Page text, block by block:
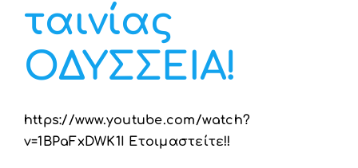
ΕΠΙΚΟΙΝΩΝΙΑ
ταινίας
ΟΔΥΣΣΕΙΑ!
https://www.youtube.com/watch?
v=1BPaFxDWK1I Ετοιμαστείτε!!